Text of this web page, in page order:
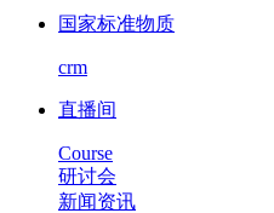
国家标准物质
crm
直播间
Course
研讨会
新闻资讯